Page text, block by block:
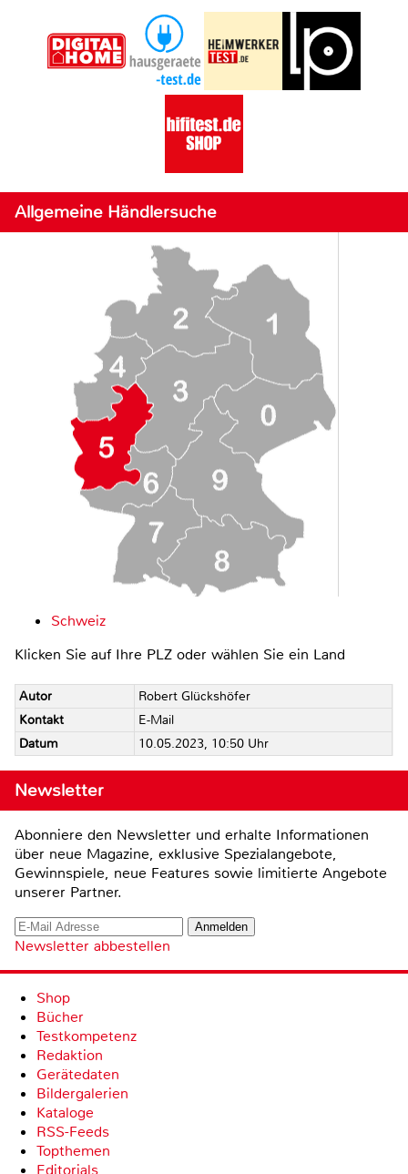
Allgemeine Händlersuche
Schweiz
Klicken Sie auf Ihre PLZ oder wählen Sie ein Land
Autor
Robert Glückshöfer
Kontakt
E-Mail
Datum
10.05.2023, 10:50 Uhr
Newsletter
Abonniere den Newsletter und erhalte Informationen
über neue Magazine, exklusive Spezialangebote,
Gewinnspiele, neue Features sowie limitierte Angebote
unserer Partner.
Newsletter abbestellen
Shop
Bücher
Testkompetenz
Redaktion
Gerätedaten
Bildergalerien
Kataloge
RSS-Feeds
Topthemen